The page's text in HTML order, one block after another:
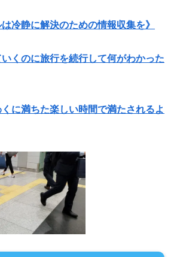
冷静に解決のための情報収集を》
いくのに旅行を続行して何がわかった
くに満ちた楽しい時間で満たされるよ